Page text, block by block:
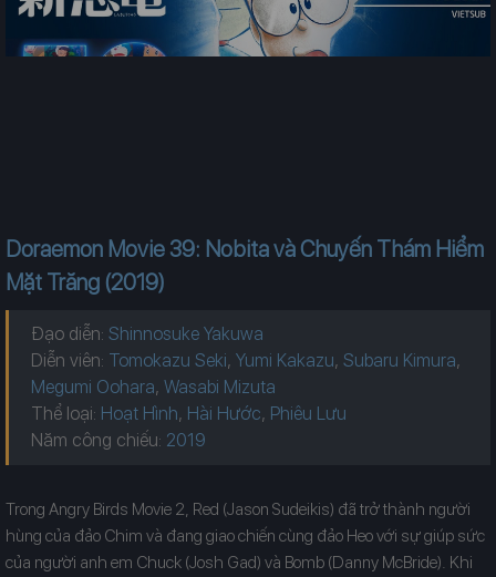
Doraemon Movie 39: Nobita và Chuyến Thám Hiểm
Mặt Trăng (2019)
Đạo diễn: Shinnosuke Yakuwa
Diễn viên: Tomokazu Seki, Yumi Kakazu, Subaru Kimura,
Megumi Oohara, Wasabi Mizuta
Thể loại: Hoạt Hình, Hài Hước, Phiêu Lưu
Năm công chiếu:
Trong Angry Birds Movie 2, Red (Jason Sudeikis) đã trở thành người
hùng của đảo Chim và đang giao chiến cùng đảo Heo với sự giúp sức
của người anh em Chuck (Josh Gad) và Bomb (Danny McBride). Khi